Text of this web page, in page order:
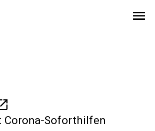
menu
Corona-Soforthilfen